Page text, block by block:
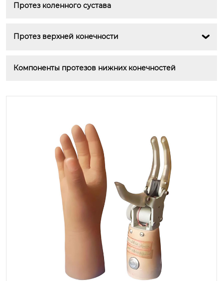
Протез коленного сустава
Протез верхней конечности 
Компоненты протезов нижних конечностей